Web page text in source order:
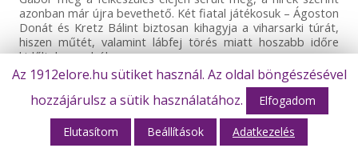
azonban már újra bevethető. Két fiatal játékosuk – Ágoston
Donát és Kretz Bálint biztosan kihagyja a viharsarki túrát,
hiszen műtét, valamint lábfej törés miatt hoszabb időre
kidőltek a sorból.
Az edzőmérkőzések sorozatában pedig kizárólag külföldi
csapatokkal mérkőztek: ZTE FC – Amkar Perm 0-2, NK
Drava Ptuj – ZTE FC 1-3, NK Slaven Belupo – ZTE FC 1-0,
NK Nafta 1903 – ZTE FC 1-1, ZTE FC – Hapoel Ironi Shomna
0-3, NK Hotiza – ZTE FC 0-1, Maccabi Petah Tikva – ZTE FC
Az 1912elore.hu sütiket használ. Az oldal böngészésével
hozzájárulsz a sütik használatához.
Elfogadom
Elutasítom Beállítások Adatkezelés